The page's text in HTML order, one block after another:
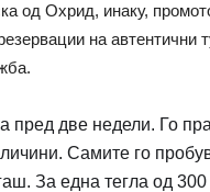
од Охрид, инаку,
на автентични
пред две недели. Го
Самите го
За една тегла од